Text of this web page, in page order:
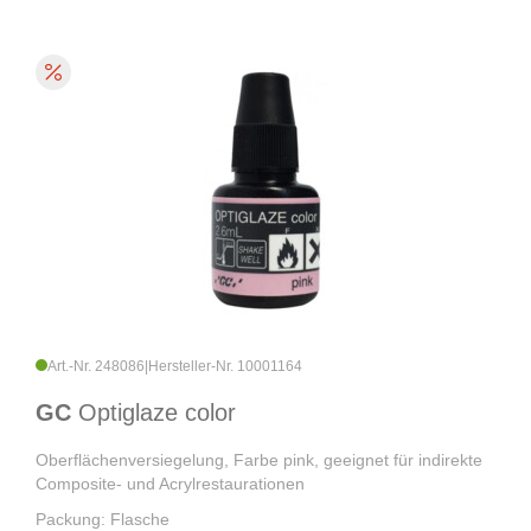
Art.-Nr. 248086 Hersteller-Nr. 10001164
GC Optiglaze color
Oberflächenversiegelung, Farbe pink, geeignet für indirekte
Composite- und Acrylrestaurationen
Packung: Flasche